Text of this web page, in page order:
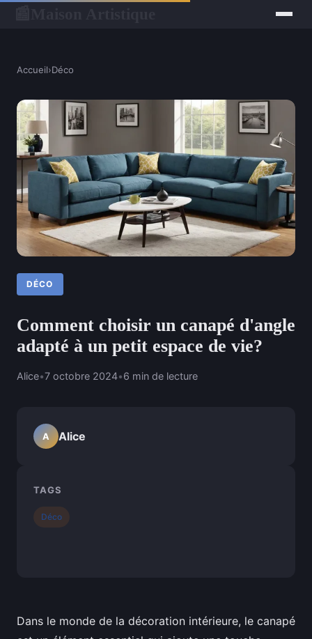
Accueil›Déco
DÉCO
Comment choisir un canapé d'angle
adapté à un petit espace de vie?
Alice•7 octobre 2024•6 min de lecture
Dans le monde de la décoration intérieure, le canapé
A Alice
TAGS
Déco